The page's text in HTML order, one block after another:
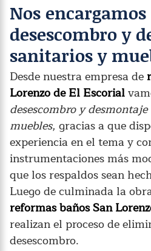
Nos
desescombro y
sanitarios y
Desde nuestra empresa de
Lorenzo de El Escorial
desescombro y
muebles, gracias a que
experiencia en el tema y
instrumentaciones más
que los respaldos sean
Luego de culminada la
reformas baños San
realizan el proceso de
desescombro.